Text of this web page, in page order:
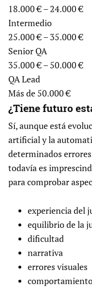
18.000 € – 24.000 €
Intermedio
25.000 € – 35.000 €
Senior QA
35.000 € – 50.000 €
QA Lead
Más de 50.000 €
¿Tiene futuro
Sí, aunque está
artificial y la
determinados
todavía es
para comprobar
experiencia del
equilibrio de la
dificultad
narrativa
errores visuales